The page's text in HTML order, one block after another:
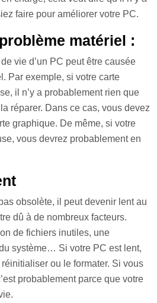
faire pour améliorer votre PC.
matériel :
vie d’un PC peut être causée
Par exemple, si votre carte
il n’y a probablement rien que
réparer. Dans ce cas, vous devez
graphique. De même, si votre
vous devrez probablement en
obsolète, il peut devenir lent au
dû à de nombreux facteurs.
de fichiers inutiles, une
système… Si votre PC est lent,
ou le formater. Si vous
probablement parce que votre